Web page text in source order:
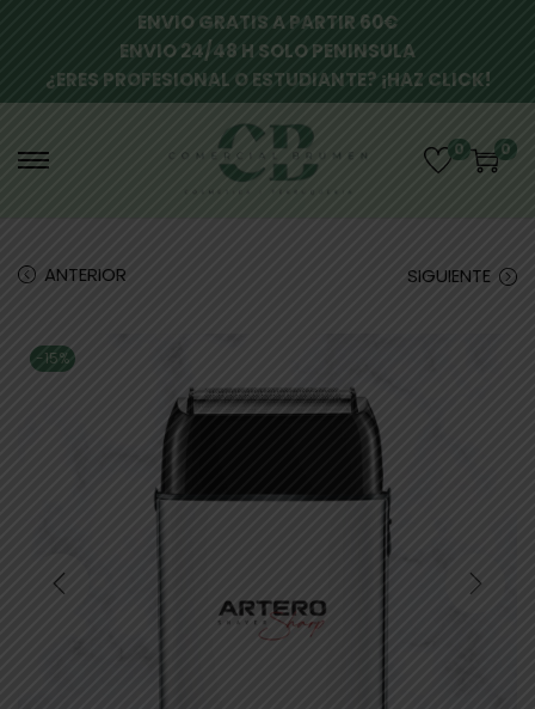
ENVIO GRATIS A PARTIR 60€
ENVIO 24/48 H SOLO PENINSULA
¿ERES PROFESIONAL O ESTUDIANTE? ¡HAZ CLICK!
0 0
ANTERIOR SIGUIENTE
-15%